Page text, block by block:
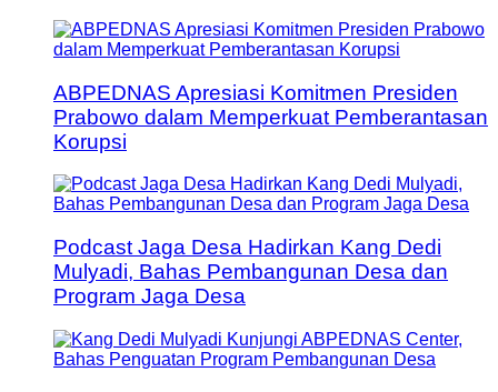
ABPEDNAS Apresiasi Komitmen Presiden
Prabowo dalam Memperkuat Pemberantasan
Korupsi
Podcast Jaga Desa Hadirkan Kang Dedi
Mulyadi, Bahas Pembangunan Desa dan
Program Jaga Desa